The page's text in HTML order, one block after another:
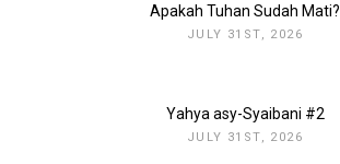
Apakah Tuhan Sudah Mati?
JULY 31ST, 2026
Yahya asy-Syaibani #2
JULY 31ST, 2026